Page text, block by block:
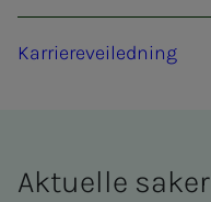
Karriereveiledning
Ak­tu­el­­­le sa­­­ker